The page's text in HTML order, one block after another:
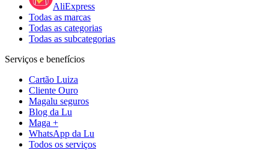
AliExpress
Todas as marcas
Todas as categorias
Todas as subcategorias
Serviços e benefícios
Cartão Luiza
Cliente Ouro
Magalu seguros
Blog da Lu
Maga +
WhatsApp da Lu
Todos os serviços